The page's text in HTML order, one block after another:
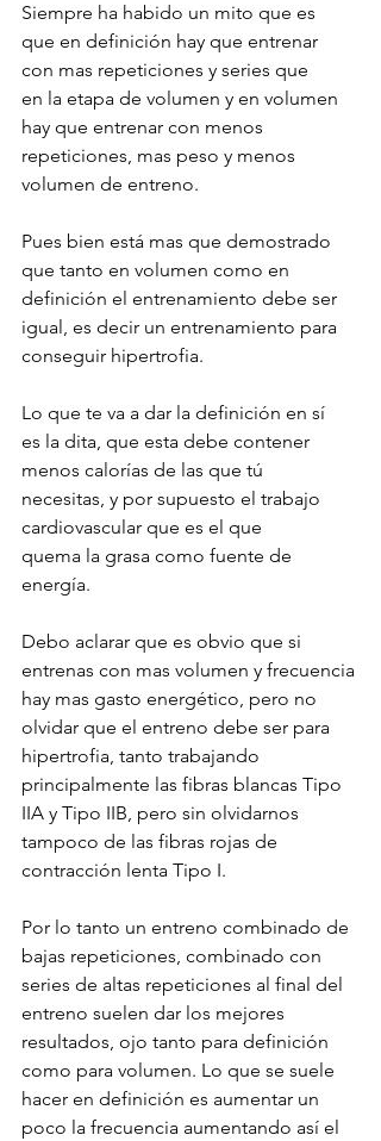
Siempre ha habido un mito que es
que en definición hay que entrenar
con mas repeticiones y series que
en la etapa de volumen y en volumen
hay que entrenar con menos
repeticiones, mas peso y menos
volumen de entreno.
Pues bien está mas que demostrado
que tanto en volumen como en
definición el entrenamiento debe ser
igual, es decir un entrenamiento para
conseguir hipertrofia.
Lo que te va a dar la definición en sí
es la dita, que esta debe contener
menos calorías de las que tú
necesitas, y por supuesto el trabajo
cardiovascular que es el que
quema la grasa como fuente de
energía.
Debo aclarar que es obvio que si
entrenas con mas volumen y frecuencia
hay mas gasto energético, pero no
olvidar que el entreno debe ser para
hipertrofia, tanto trabajando
principalmente las fibras blancas Tipo
IIA y Tipo IIB, pero sin olvidarnos
tampoco de las fibras rojas de
contracción lenta Tipo I.
Por lo tanto un entreno combinado de
bajas repeticiones, combinado con
series de altas repeticiones al final del
entreno suelen dar los mejores
resultados, ojo tanto para definición
como para volumen. Lo que se suele
hacer en definición es aumentar un
poco la frecuencia aumentando así el